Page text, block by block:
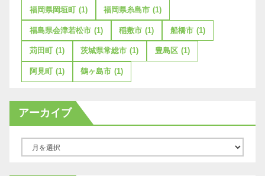
福岡県岡垣町 (1) 福岡県糸島市 (1)
福島県会津若松市 (1) 稲敷市 (1) 船橋市 (1)
苅田町 (1) 茨城県常総市 (1) 豊島区 (1)
阿見町 (1) 鶴ヶ島市 (1)
アーカイブ